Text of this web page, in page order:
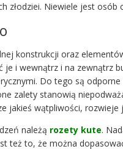
złodziei. Niewiele jest osób
konstrukcji oraz
je i wewnątrz i na zewnątrz
Do tego są
zalety stanowią
jakieś wątpliwości, rozwieje
należą rozety kute.
też to, że można